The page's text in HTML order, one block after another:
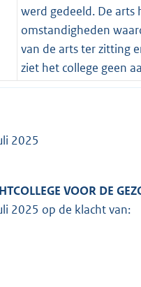
werd gedeeld. De
omstandigheden
van de arts ter zitting
ziet het college geen
2025
VOOR DE
2025 op de klacht van: